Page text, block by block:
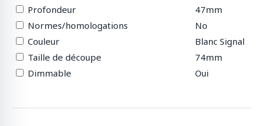
Profondeur
47mm
Normes/homologations
No
Couleur
Blanc Signal
Taille de découpe
74mm
Dimmable
Oui